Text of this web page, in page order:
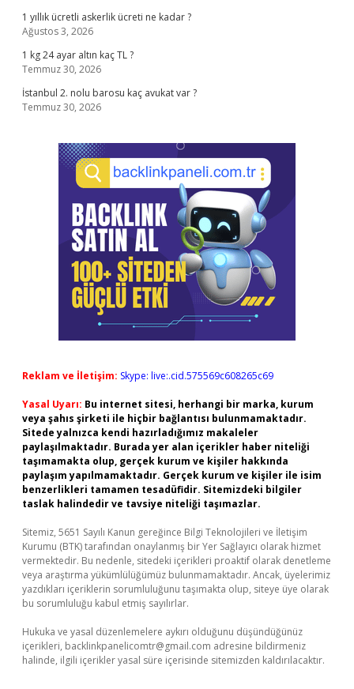
1 yıllık ücretli askerlik ücreti ne kadar ?
Ağustos 3, 2026
1 kg 24 ayar altın kaç TL ?
Temmuz 30, 2026
İstanbul 2. nolu barosu kaç avukat var ?
Temmuz 30, 2026
Reklam ve İletişim: Skype: live:.cid.575569c608265c69
Yasal Uyarı: Bu internet sitesi, herhangi bir marka, kurum
veya şahıs şirketi ile hiçbir bağlantısı bulunmamaktadır.
Sitede yalnızca kendi hazırladığımız makaleler
paylaşılmaktadır. Burada yer alan içerikler haber niteliği
taşımamakta olup, gerçek kurum ve kişiler hakkında
paylaşım yapılmamaktadır. Gerçek kurum ve kişiler ile isim
benzerlikleri tamamen tesadüfidir. Sitemizdeki bilgiler
taslak halindedir ve tavsiye niteliği taşımazlar.
Sitemiz, 5651 Sayılı Kanun gereğince Bilgi Teknolojileri ve İletişim
Kurumu (BTK) tarafından onaylanmış bir Yer Sağlayıcı olarak hizmet
vermektedir. Bu nedenle, sitedeki içerikleri proaktif olarak denetleme
veya araştırma yükümlülüğümüz bulunmamaktadır. Ancak, üyelerimiz
yazdıkları içeriklerin sorumluluğunu taşımakta olup, siteye üye olarak
bu sorumluluğu kabul etmiş sayılırlar.
Hukuka ve yasal düzenlemelere aykırı olduğunu düşündüğünüz
içerikleri, backlinkpanelicomtr@gmail.com adresine bildirmeniz
halinde, ilgili içerikler yasal süre içerisinde sitemizden kaldırılacaktır.